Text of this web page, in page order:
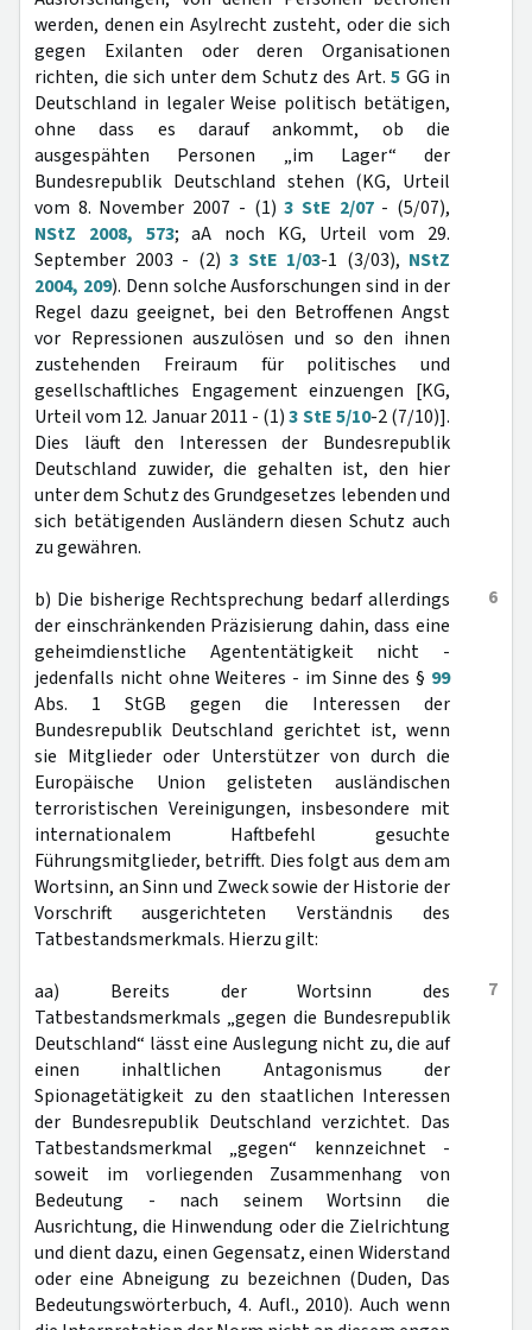
werden, denen ein Asylrecht zusteht, oder die sich
gegen Exilanten oder deren Organisationen
richten, die sich unter dem Schutz des Art. 5 GG in
Deutschland in legaler Weise politisch betätigen,
ohne dass es darauf ankommt, ob die
ausgespähten Personen „im Lager“ der
Bundesrepublik Deutschland stehen (KG, Urteil
vom 8. November 2007 - (1)3 StE 2/07- (5/07),
NStZ 2008, 573; aA noch KG, Urteil vom 29.
September 2003 - (2) 3 StE 1/03-1 (3/03), NStZ
2004, 209). Denn solche Ausforschungen sind in der
Regel dazu geeignet, bei den Betroffenen Angst
vor Repressionen auszulösen und so den ihnen
zustehenden Freiraum für politisches und
gesellschaftliches Engagement einzuengen [KG,
Urteil vom 12. Januar 2011 - (1)3 StE 5/10-2 (7/10)].
Dies läuft den Interessen der Bundesrepublik
Deutschland zuwider, die gehalten ist, den hier
unter dem Schutz des Grundgesetzes lebenden und
sich betätigenden Ausländern diesen Schutz auch
zu gewähren.
6
b) Die bisherige Rechtsprechung bedarf allerdings
der einschränkenden Präzisierung dahin, dass eine
geheimdienstliche Agententätigkeit nicht -
jedenfalls nicht ohne Weiteres - im Sinne des § 99
Abs. 1 StGB gegen die Interessen der
Bundesrepublik Deutschland gerichtet ist, wenn
sie Mitglieder oder Unterstützer von durch die
Europäische Union gelisteten ausländischen
terroristischen Vereinigungen, insbesondere mit
internationalem Haftbefehl gesuchte
Führungsmitglieder, betrifft. Dies folgt aus dem am
Wortsinn, an Sinn und Zweck sowie der Historie der
Vorschrift ausgerichteten Verständnis des
Tatbestandsmerkmals. Hierzu gilt:
7
aa) Bereits der Wortsinn des
Tatbestandsmerkmals „gegen die Bundesrepublik
Deutschland“ lässt eine Auslegung nicht zu, die auf
einen inhaltlichen Antagonismus der
Spionagetätigkeit zu den staatlichen Interessen
der Bundesrepublik Deutschland verzichtet. Das
Tatbestandsmerkmal „gegen“ kennzeichnet -
soweit im vorliegenden Zusammenhang von
Bedeutung - nach seinem Wortsinn die
Ausrichtung, die Hinwendung oder die Zielrichtung
und dient dazu, einen Gegensatz, einen Widerstand
oder eine Abneigung zu bezeichnen (Duden, Das
Bedeutungswörterbuch, 4. Aufl., 2010). Auch wenn